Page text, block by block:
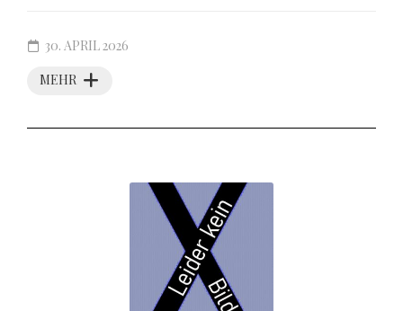
MEHR
30. APRIL 2026